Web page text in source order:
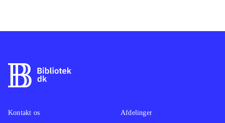
Kontakt os
Afdelinger